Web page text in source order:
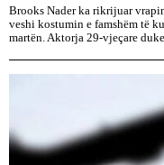
Brooks Nader ka rikrijuar
veshi kostumin e famshëm të
martën. Aktorja 29-vjeçare